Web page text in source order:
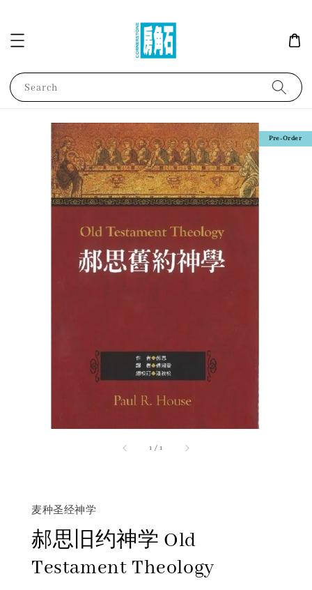
Search
1 /1
Pre-Order
麦种圣经神学
郝思旧约神学 Old
Testament Theology